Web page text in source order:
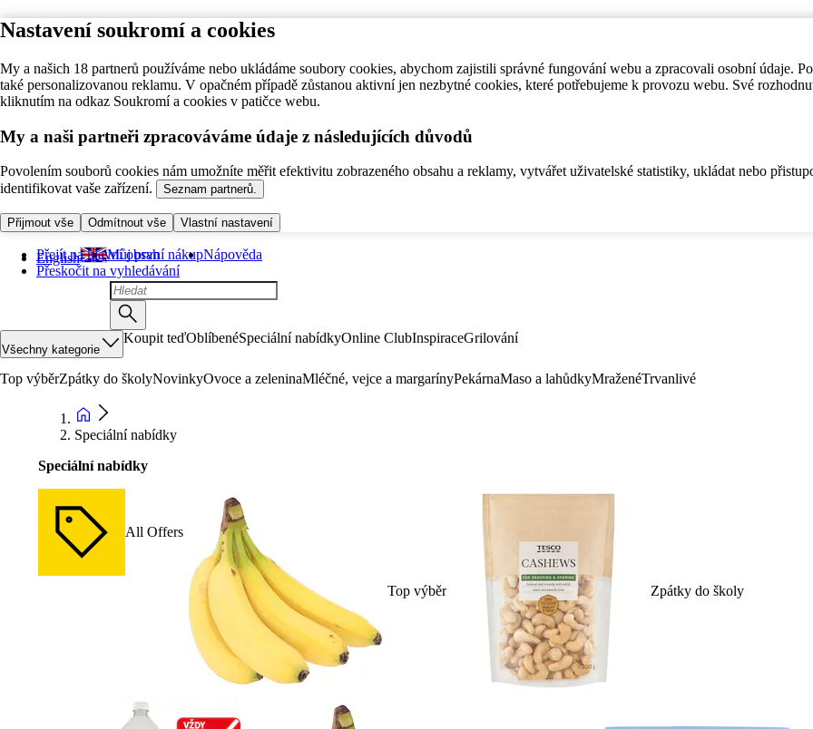
Nastavení soukromí a cookies
My a našich 18 partnerů používáme nebo ukládáme soubory cookies, abychom zajistili správné fungování webu a zpracovali osobní údaje.
také personalizovanou reklamu. V opačném případě zůstanou aktivní jen nezbytné cookies, které potřebujeme k provozu webu. Své
kliknutím na odkaz Soukromí a cookies v patičce webu.
My a naši partneři zpracováváme údaje z následujících důvodů
Povolením souborů cookies nám umožníte měřit efektivitu zobrazeného obsahu a reklamy, vytvářet uživatelské statistiky, ukládat nebo
identifikovat vaše zařízení.
Seznam partnerů.
Přijmout vše Odmítnout vše Vlastní nastavení
Přejít na hlavní obsah
Přeskočit na vyhledávání
English Můj první nákupNápověda
Všechny kategorie
Koupit teďOblíbenéSpeciální nabídkyOnline ClubInspiraceGrilování
Top výběrZpátky do školyNovinkyOvoce a zeleninaMléčné, vejce a margarínyPekárnaMaso a lahůdkyMraženéTrvanlivé
Speciální nabídky
Speciální nabídky
All Offers
Top výběr Zpátky do školy